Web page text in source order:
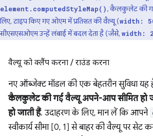
element.computedStyleMap(), कैलकुलेट की गई
लिए, टाइप किए गए ओएम में प्रतिशत की वैल्यू (width:
सीएसएसओएम उन्हें लंबाई में बदल देता है (जैसे, width:
वैल्यू को क्लैंप करना / राउंड करना
नए ऑब्जेक्ट मॉडल की एक बेहतरीन सुविधा यह
कैलकुलेट की गई वैल्यू अपने-आप सीमित हो
हो जाती हैं. उदाहरण के लिए, मान लें कि आपने
स्वीकार्य सीमा [0, 1] से बाहर की वैल्यू पर सेट